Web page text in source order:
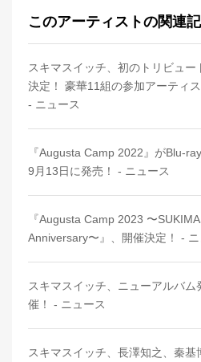
このアーティストの関連
スキマスイッチ、初のトリビュ
決定！ 豪華11組の参加アーティ
- ニュース
『Augusta Camp 2022』がBlu-
9月13日に発売！ - ニュース
『Augusta Camp 2023 〜
Anniversary〜』、開催決定！ - ニ
スキマスイッチ、ニューアルバム
催！ - ニュース
スキマスイッチ、長澤知之、秦